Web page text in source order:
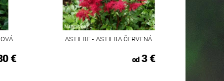
€
ASTILBE - ASTILBA ČERVENÁ
od3 €